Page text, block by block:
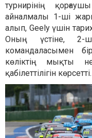
турнирінің
айналмалы 1-ші
алып, Geely үшін
Оның үстіне,
командаласымен
көліктің мықты
қабілеттілігін көрсетті.